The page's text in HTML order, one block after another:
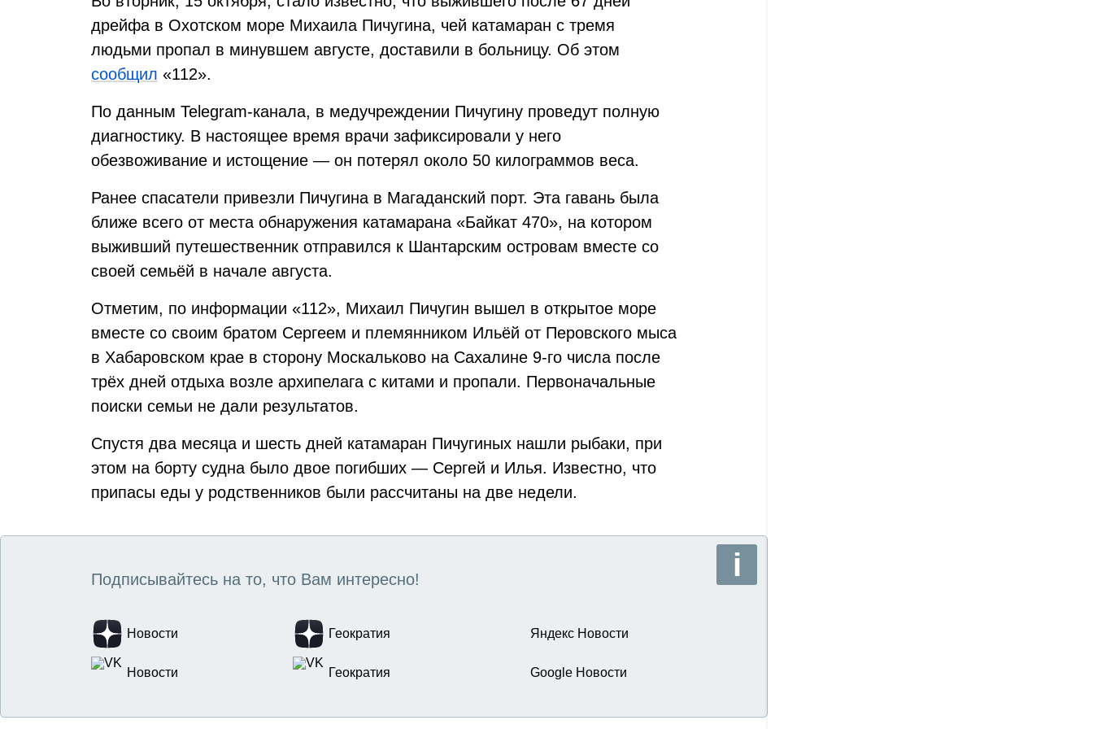
дрейфа в Охотском море Михаила Пичугина, чей катамаран с тремя
людьми пропал в минувшем августе, доставили в больницу. Об этом
сообщил «112».
По данным Telegram-канала, в медучреждении Пичугину проведут полную
диагностику. В настоящее время врачи зафиксировали у него
обезвоживание и истощение — он потерял около 50 килограммов веса.
Ранее спасатели привезли Пичугина в Магаданский порт. Эта гавань была
ближе всего от места обнаружения катамарана «Байкат 470», на котором
выживший путешественник отправился к Шантарским островам вместе со
своей семьёй в начале августа.
Отметим, по информации «112», Михаил Пичугин вышел в открытое море
вместе со своим братом Сергеем и племянником Ильёй от Перовского мыса
в Хабаровском крае в сторону Москальково на Сахалине 9-го числа после
трёх дней отдыха возле архипелага с китами и пропали. Первоначальные
поиски семьи не дали результатов.
Спустя два месяца и шесть дней катамаран Пичугиных нашли рыбаки, при
этом на борту судна было двое погибших — Сергей и Илья. Известно, что
припасы еды у родственников были рассчитаны на две недели.
Подписывайтесь на то, что Вам интересно!
Новости Геократия Яндекс Новости
Новости Геократия Google Новости